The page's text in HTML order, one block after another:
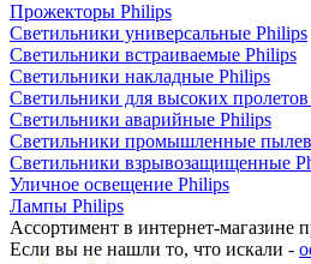
Прожекторы Philips
Светильники универсальные Philips
Светильники встраиваемые Philips
Светильники накладные Philips
Светильники для высоких
Светильники аварийные Philips
Светильники промышленные
Светильники взрывозащищенные
Уличное освещение Philips
Лампы Philips
Ассортимент в интернет-магазине
Если вы не нашли то, что искали -